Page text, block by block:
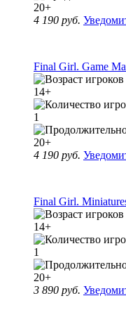
20+
4 190 руб.
Final Girl. Game
14+
1
20+
4 190 руб.
Final Girl.
14+
1
20+
3 890 руб.